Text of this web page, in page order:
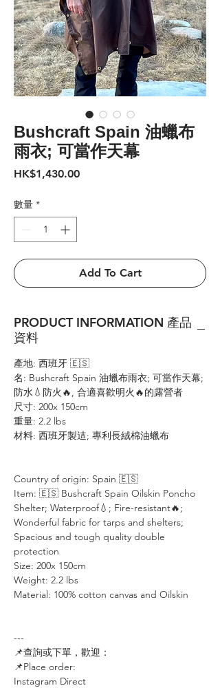
Bushcraft Spain 油蠟布
雨衣; 可當作天幕
HK$1,430.00價
數量 *
Add To Cart
PRODUCT INFORMATION 產品
資料
產地: 西班牙 🇪🇸
名: Bushcraft Spain 油蠟布雨衣; 可當作天幕;
防水💧防火🔥, 合適喜歡明火🔥的露營者
尺寸: 200x 150cm
重量: 2.2 lbs
材料: 西班牙製迼; 專利長絨棉油蠟布
Country of origin: Spain 🇪🇸
Item: 🇪🇸 Bushcraft Spain Oilskin Poncho
Shelter; Waterproof💧; Fire-resistant🔥;
Wonderful fabric for tarps and shelters;
Spacious and tough quality double
protection
Size: 200x 150cm
Weight: 2.2 lbs
Material: 100% cotton canvas and Oilskin
---
📌查詢或下單，歡迎：⠀⠀⠀
📌Place order: ⠀⠀⠀
Instagram Direct⠀⠀